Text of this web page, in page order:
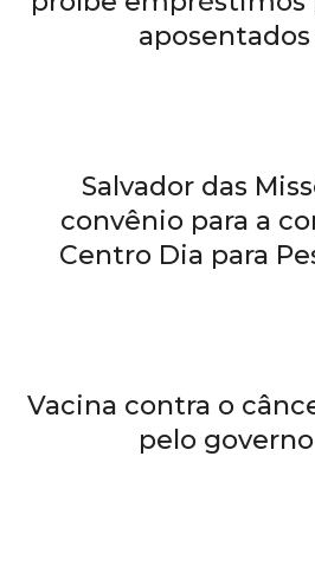
aposentados
Salvador das
convênio para a
Centro Dia para
Vacina contra o
pelo